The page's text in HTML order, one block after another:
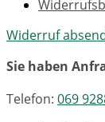
Widerruf
Sie haben
Telefon: 069